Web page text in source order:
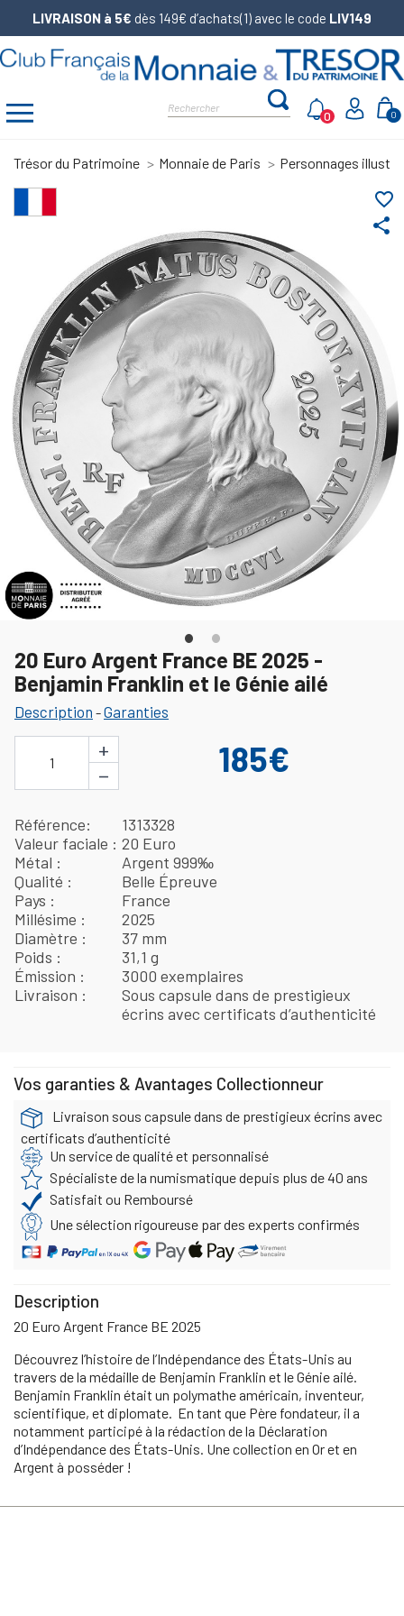
LIVRAISON à 5€ dès 149€ d’achats(1) avec le code LIV149
0
0
Trésor du Patrimoine Monnaie de Paris Personnages
share
favorite_border
20 Euro Argent France BE 2025 -
Benjamin Franklin et le Génie ailé
Description -Garanties
1
+
−
185€
Référence
1313328
Valeur faciale
20 Euro
Métal
Argent 999‰
Qualité
Belle Épreuve
Pays
France
Millésime
2025
Diamètre
37 mm
Poids
31,1 g
Émission
3000 exemplaires
Livraison
Sous capsule dans de prestigieux
écrins avec certificats d’authenticité
Vos garanties & Avantages Collectionneur
Livraison sous capsule dans de prestigieux écrins avec
certificats d’authenticité
Un service de qualité et personnalisé
Spécialiste de la numismatique depuis plus de 40 ans
Satisfait ou Remboursé
Une sélection rigoureuse par des experts confirmés
Description
20 Euro Argent France BE 2025
Découvrez l’histoire de l’Indépendance des États-Unis au
travers de la médaille de Benjamin Franklin et le Génie ailé.
Benjamin Franklin était un polymathe américain, inventeur,
scientifique, et diplomate. En tant que Père fondateur, il a
notamment participé à la rédaction de la Déclaration
d’Indépendance des États-Unis. Une collection en Or et en
Argent à posséder !